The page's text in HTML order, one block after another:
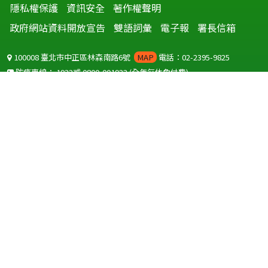
隱私權保護 資訊安全 著作權聲明
政府網站資料開放宣告
雙語詞彙 電子報 署長信箱
100008 臺北市中正區林森南路6號 MAP 電話：02-2395-9825
防疫專線：1922或0800-001922(全年無休免付費)